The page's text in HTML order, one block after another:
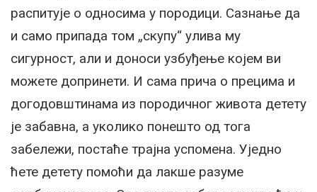
распитује о односима у породици. Сазнање да
и само припада том „скупу“ улива му
сигурност, али и доноси узбуђење којем ви
можете допринети. И сама прича о прецима и
догодовштинама из породичног живота детету
је забавна, а уколико понешто од тога
забележи, постаће трајна успомена. Уједно
ћете детету помоћи да лакше разуме